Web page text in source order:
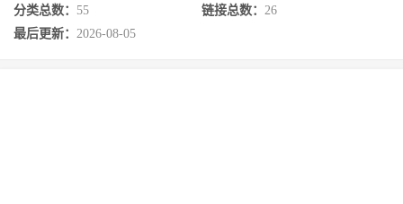
分类总数： 55 链接总数： 26
最后更新： 2026-08-05